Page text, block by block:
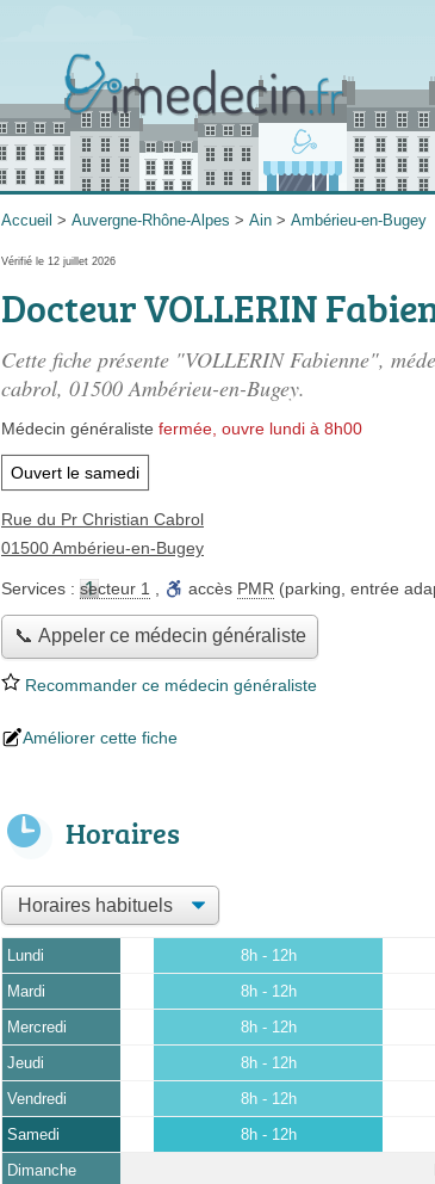
Accueil > Auvergne-Rhône-Alpes > Ain > Ambérieu-en-Bugey
Vérifié le 12 juillet 2026
Docteur VOLLERIN
Cette fiche présente "VOLLERIN Fabienne",
cabrol, 01500 Ambérieu-en-Bugey.
Médecin généraliste fermée, ouvre lundi à 8h00
Ouvert le samedi
Rue du Pr Christian Cabrol
01500 Ambérieu-en-Bugey
Services : secteur 1 accès PMR (parking, entrée
📞 Appeler ce médecin généraliste
Recommander ce médecin généraliste
Améliorer cette fiche
Horaires
Lundi 8h - 12h
Mardi 8h - 12h
Mercredi 8h - 12h
Jeudi 8h - 12h
Vendredi 8h - 12h
Samedi 8h - 12h
Dimanche